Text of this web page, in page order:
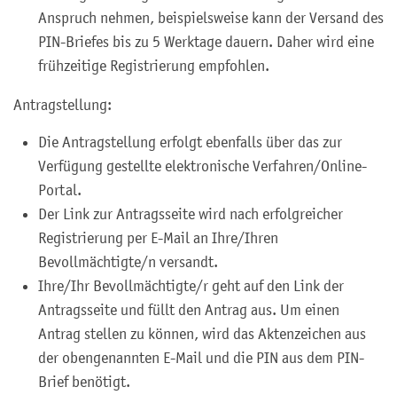
Anspruch nehmen, beispielsweise kann der Versand des
PIN-Briefes bis zu 5 Werktage dauern. Daher wird eine
frühzeitige Registrierung empfohlen.
Antragstellung:
Die Antragstellung erfolgt ebenfalls über das zur
Verfügung gestellte elektronische Verfahren/Online-
Portal.
Der Link zur Antragsseite wird nach erfolgreicher
Registrierung per E-Mail an Ihre/Ihren
Bevollmächtigte/n versandt.
Ihre/Ihr Bevollmächtigte/r geht auf den Link der
Antragsseite und füllt den Antrag aus. Um einen
Antrag stellen zu können, wird das Aktenzeichen aus
der obengenannten E-Mail und die PIN aus dem PIN-
Brief benötigt.